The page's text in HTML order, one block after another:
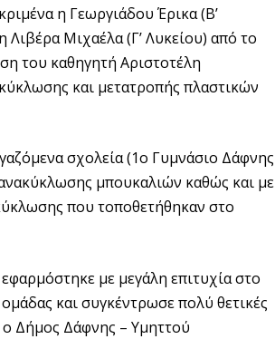
η Γεωργιάδου Έρικα (Β’
Μιχαέλα (Γ’ Λυκείου) από το
του καθηγητή Αριστοτέλη
και μετατροπής πλαστικών
σχολεία (1ο Γυμνάσιο Δάφνης
μπουκαλιών καθώς και με
που τοποθετήθηκαν στο
με μεγάλη επιτυχία στο
και συγκέντρωσε πολύ θετικές
ο Δήμος Δάφνης – Υμηττού